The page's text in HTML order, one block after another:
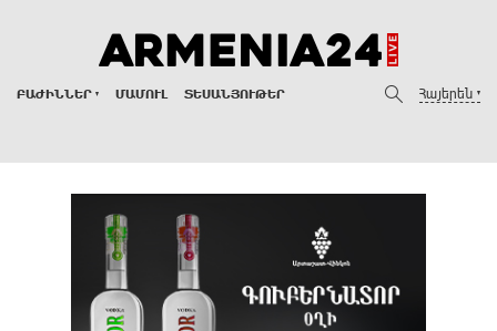
ԲԱԺԻՆՆԵՐ ՄԱՄՈՒԼ ՏԵՍԱՆՅՈՒԹԵՐ Հայերեն